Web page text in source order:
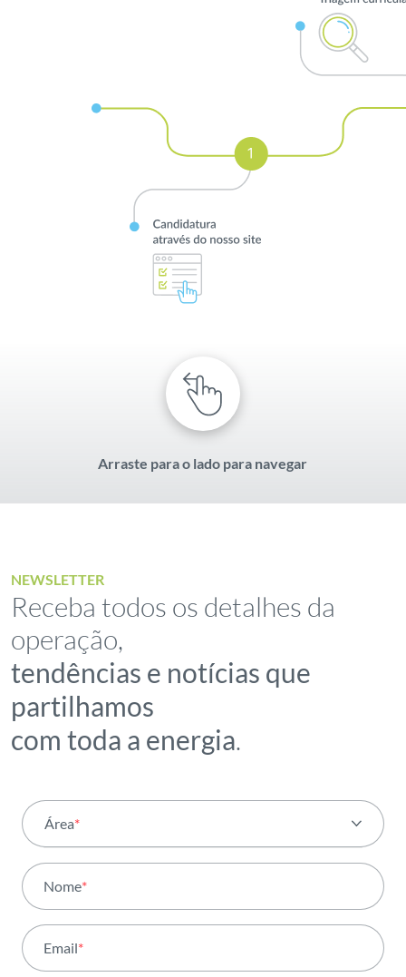
Arraste para o lado para navegar
NEWSLETTER
Receba todos os detalhes da
operação,
tendências e notícias que
partilhamos
com toda a energia.
Área*
Atividade
Institucional
Nome*
Email*